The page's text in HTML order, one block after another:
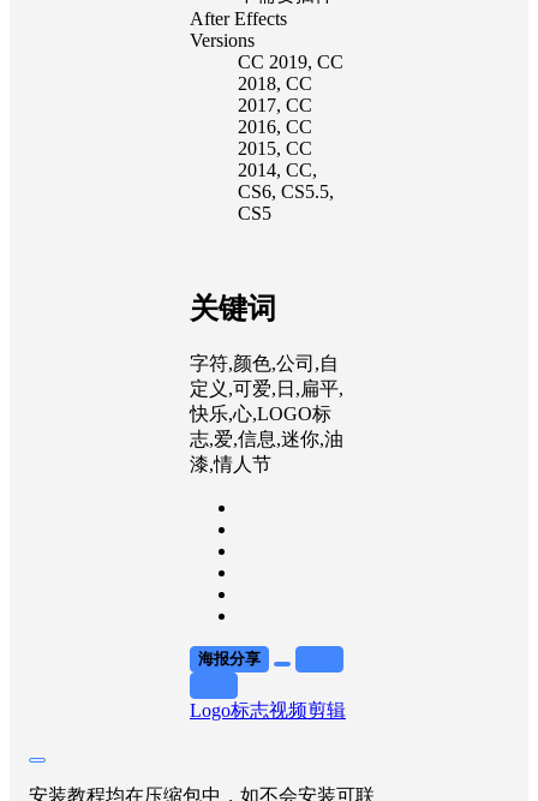
After Effects
Versions
CC 2019, CC
2018, CC
2017, CC
2016, CC
2015, CC
2014, CC,
CS6, CS5.5,
CS5
关键词
字符,颜色,公司,自
定义,可爱,日,扁平,
快乐,心,LOGO标
志,爱,信息,迷你,油
漆,情人节
海报分享
Logo标志视频剪辑
安装教程均在压缩包中，如不会安装可联